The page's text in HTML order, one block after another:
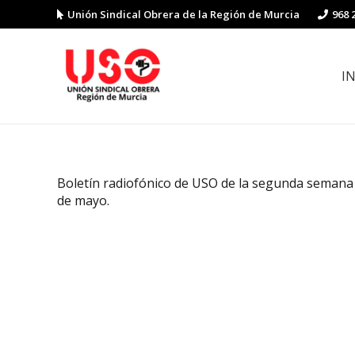
Unión Sindical Obrera de la Región de Murcia 968
Boletín radiofónico de USO de la segunda semana
de mayo.